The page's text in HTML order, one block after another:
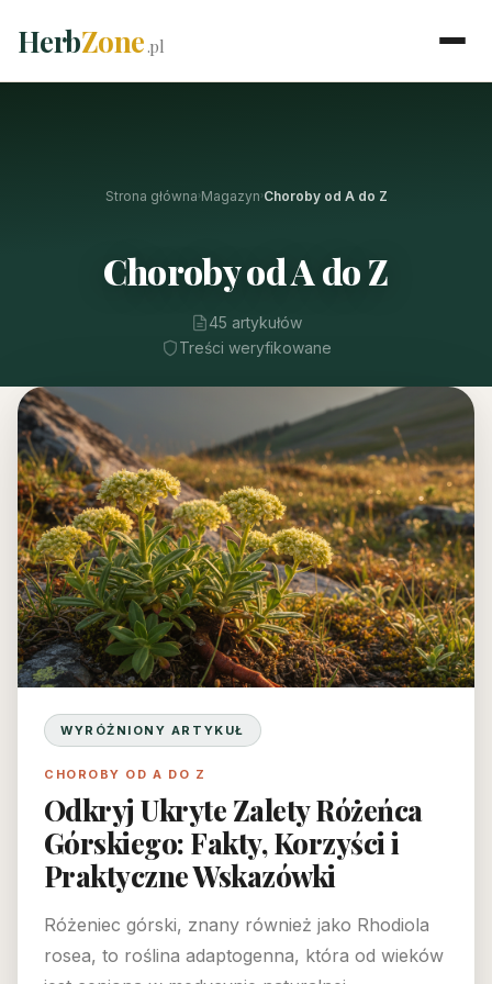
HerbZone.pl
Strona główna › Magazyn › Choroby od A do Z
Choroby od A do Z
45 artykułów
Treści weryfikowane
WYRÓŻNIONY ARTYKUŁ
CHOROBY OD A DO Z
Odkryj Ukryte Zalety Różeńca
Górskiego: Fakty, Korzyści i
Praktyczne Wskazówki
Różeniec górski, znany również jako Rhodiola
rosea, to roślina adaptogenna, która od wieków